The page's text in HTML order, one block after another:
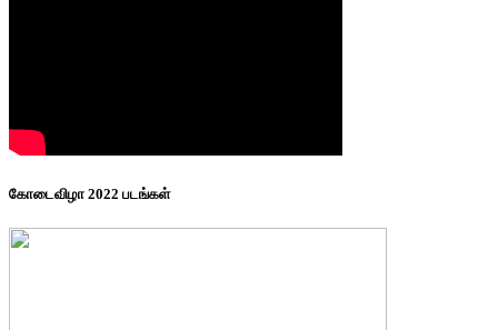
கோடைவிழா 2022 படங்கள்